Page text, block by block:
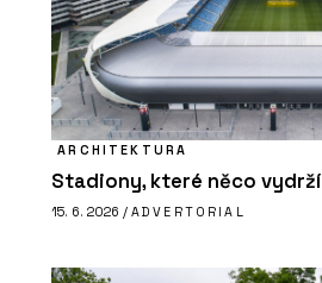
ARCHITEKTURA
Stadiony, které něco vydrží
15. 6. 2026 / ADVERTORIAL